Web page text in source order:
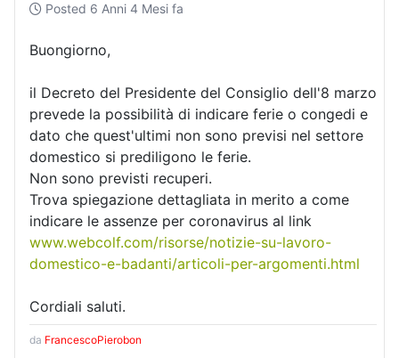
Posted 6 Anni 4 Mesi fa
Buongiorno,
il Decreto del Presidente del Consiglio dell'8 marzo
prevede la possibilità di indicare ferie o congedi e
dato che quest'ultimi non sono previsi nel settore
domestico si prediligono le ferie.
Non sono previsti recuperi.
Trova spiegazione dettagliata in merito a come
indicare le assenze per coronavirus al link
www.webcolf.com/risorse/notizie-su-lavoro-
domestico-e-badanti/articoli-per-argomenti.html
Cordiali saluti.
da FrancescoPierobon